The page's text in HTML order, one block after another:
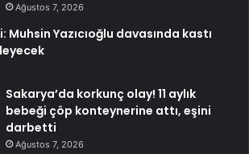
Ağustos 7, 2026
Muhsin Yazıcıoğlu davasında kastı
Sakarya’da korkunç olay! 11 aylık
bebeği çöp konteynerine attı, eşini
darbetti
Ağustos 7, 2026